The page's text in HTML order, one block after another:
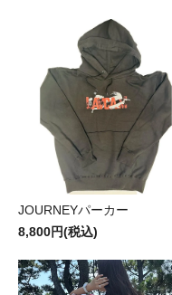
JOURNEYパーカー
8,800円(税込)